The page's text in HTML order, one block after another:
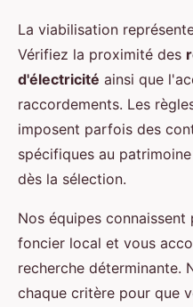
La viabilisation
Vérifiez la proximité des
d'électricité ainsi que
raccordements. Les
imposent parfois des
spécifiques au
dès la sélection.
Nos équipes
foncier local et vous
recherche déterminante.
chaque critère pour que